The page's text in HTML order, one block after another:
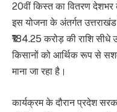
20वीं किस्त का वितरण
इस योजना के अंतर्गत
₹184.25 करोड़ की राशि
किसानों को आर्थिक रूप से
माना जा रहा है।
कार्यक्रम के दौरान प्रदेश